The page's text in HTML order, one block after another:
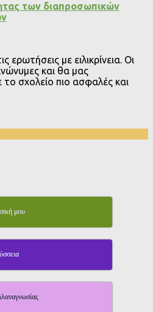
των διαπροσωπικών
ερωτήσεις με ειλικρίνεια. Οι
και θα μας
σχολείο πιο ασφαλές και
μου